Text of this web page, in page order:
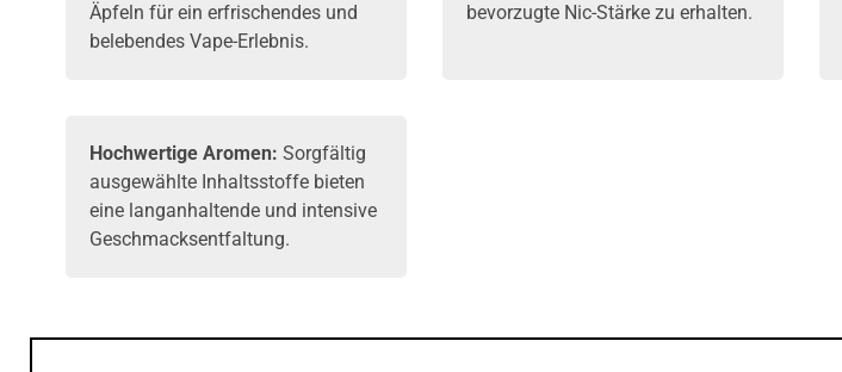
Äpfeln für ein erfrischendes und
belebendes Vape-Erlebnis.
bevorzugte Nic-Stärke zu erhalten.
Hochwertige Aromen: Sorgfältig
ausgewählte Inhaltsstoffe bieten
eine langanhaltende und intensive
Geschmacksentfaltung.